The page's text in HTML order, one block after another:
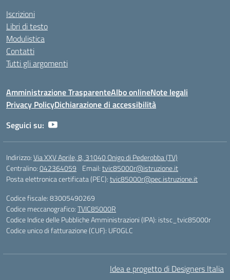
Iscrizioni
Libri di testo
Modulistica
Contatti
Tutti gli argomenti
Amministrazione TrasparenteAlbo onlineNote legali
Privacy PolicyDichiarazione di accessibilità
Seguici su:
Indirizzo:Via XXV Aprile, 8, 31040 Onigo di Pederobba (TV)
Centralino:042364059 Email:tvic85000r@istruzione.it
Posta elettronica certificata (PEC):tvic85000r@pec.istruzione.it
Codice fiscale: 83005490269
Codice meccanografico:TVIC85000R
Codice Indice delle Pubbliche Amministrazioni (IPA): istsc_tvic85000r
Codice unico di fatturazione (CUF): UF0GLC
Idea e progetto di Designers Italia